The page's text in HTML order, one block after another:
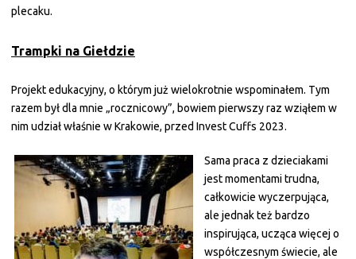
plecaku.
Trampki na Giełdzie
Projekt edukacyjny, o którym już wielokrotnie wspominałem. Tym
razem był dla mnie „rocznicowy”, bowiem pierwszy raz wziąłem w
nim udział właśnie w Krakowie, przed Invest Cuffs 2023.
Sama praca z dzieciakami
jest momentami trudna,
całkowicie wyczerpująca,
ale jednak też bardzo
inspirująca, ucząca więcej o
współczesnym świecie, ale